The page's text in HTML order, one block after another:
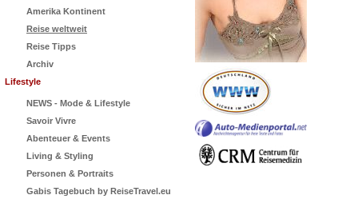
Amerika Kontinent
Reise weltweit
Reise Tipps
Archiv
Lifestyle
NEWS - Mode & Lifestyle
Savoir Vivre
Abenteuer & Events
Living & Styling
Personen & Portraits
Gabis Tagebuch by ReiseTravel.eu